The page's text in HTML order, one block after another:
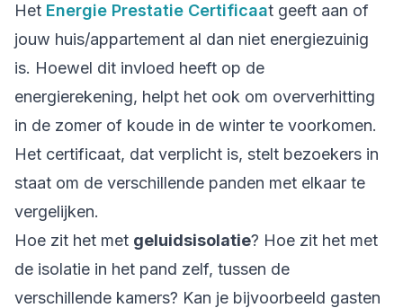
Het Energie Prestatie Certificaat geeft aan of
jouw huis/appartement al dan niet energiezuinig
is. Hoewel dit invloed heeft op de
energierekening, helpt het ook om oververhitting
in de zomer of koude in de winter te voorkomen.
Het certificaat, dat verplicht is, stelt bezoekers in
staat om de verschillende panden met elkaar te
vergelijken.
Hoe zit het met geluidsisolatie? Hoe zit het met
de isolatie in het pand zelf, tussen de
verschillende kamers? Kan je bijvoorbeeld gasten